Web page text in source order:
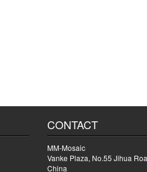
CONTACT
MM-Mosaic
Vanke Plaza, No.55 Jihua
China